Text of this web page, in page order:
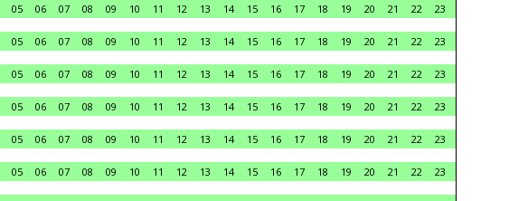
05 06 07 08 09 10 11 12 13 14 15 16 17 18 19 20 21 22
23
05 06 07 08 09 10 11 12 13 14 15 16 17 18 19 20 21 22
23
05 06 07 08 09 10 11 12 13 14 15 16 17 18 19 20 21 22
23
05 06 07 08 09 10 11 12 13 14 15 16 17 18 19 20 21 22
23
05 06 07 08 09 10 11 12 13 14 15 16 17 18 19 20 21 22
23
05 06 07 08 09 10 11 12 13 14 15 16 17 18 19 20 21 22
23